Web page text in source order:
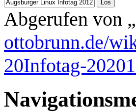
Abgerufen von „
ottobrunn.de/
20Infotag-